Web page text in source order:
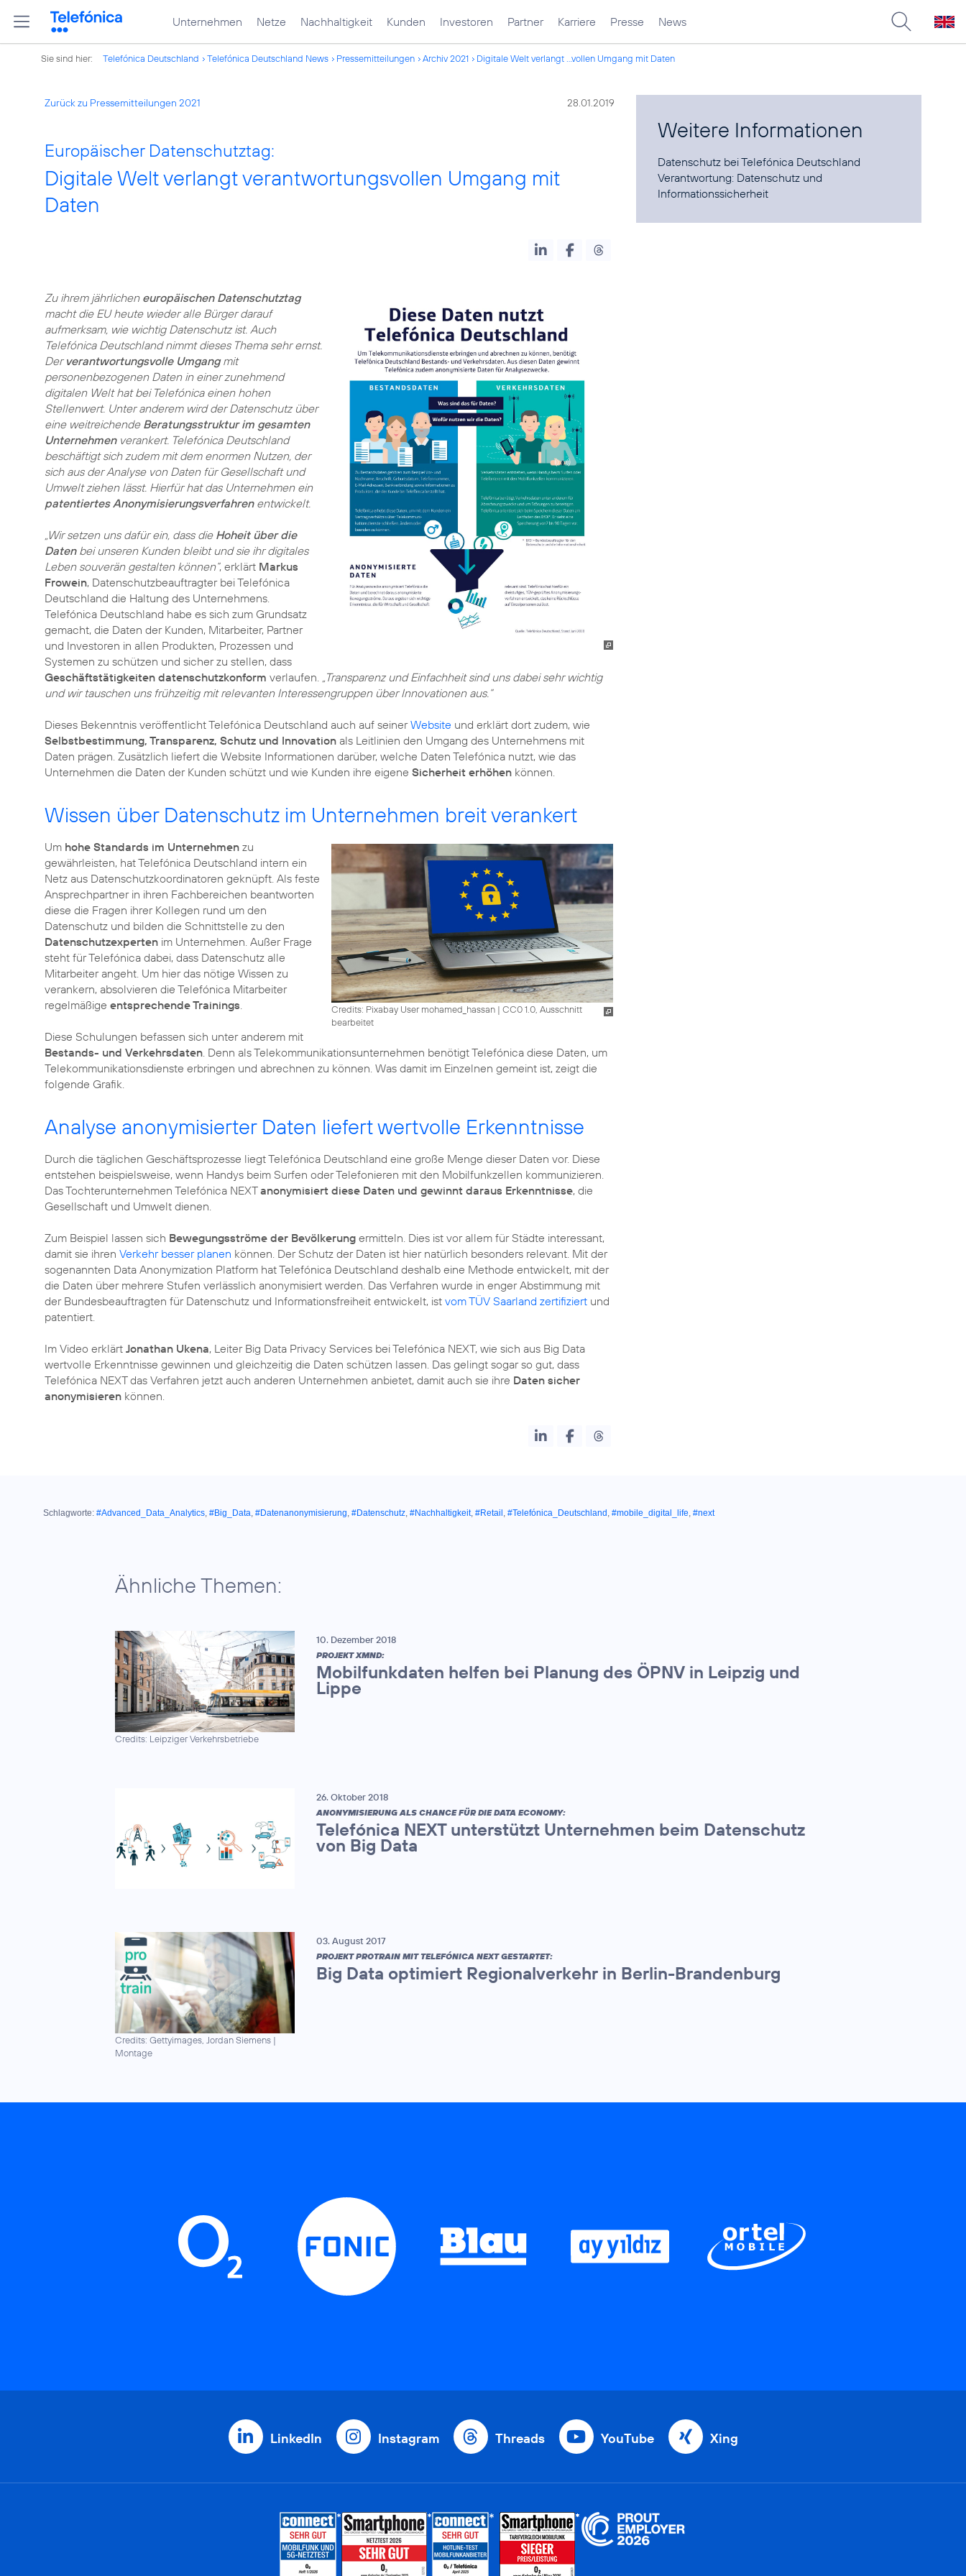
Unternehmen Netze Nachhaltigkeit Kunden Investoren Partner Karriere Presse News
Sie sind hier: Telefónica Deutschland Telefónica Deutschland News Pressemitteilungen Archiv 2021 Digitale Welt verlangt ...vollen Umgang mit Daten
Zurück zu Pressemitteilungen 2021 28.01.2019
Europäischer Datenschutztag:
Digitale Welt verlangt verantwortungsvollen Umgang mit
Daten
Zu ihrem jährlichen europäischen Datenschutztag
macht die EU heute wieder alle Bürger darauf
aufmerksam, wie wichtig Datenschutz ist. Auch
Telefónica Deutschland nimmt dieses Thema sehr ernst.
Der verantwortungsvolle Umgangmit
personenbezogenen Daten in einer zunehmend
digitalen Welt hat bei Telefónica einen hohen
Stellenwert. Unter anderem wird der Datenschutz über
eine weitreichende Beratungsstruktur im gesamten
Unternehmenverankert. Telefónica Deutschland
beschäftigt sich zudem mit dem enormen Nutzen, der
sich aus der Analyse von Daten für Gesellschaft und
Umwelt ziehen lässt. Hierfür hat das Unternehmen ein
patentiertes Anonymisierungsverfahrenentwickelt.
„Wir setzen uns dafür ein, dass die Hoheit über die
Datenbei unseren Kunden bleibt und sie ihr digitales
Leben souverän gestalten können“, erklärt Markus
Frowein, Datenschutzbeauftragter bei Telefónica
Deutschland die Haltung des Unternehmens.
Telefónica Deutschland habe es sich zum Grundsatz
gemacht, die Daten der Kunden, Mitarbeiter, Partner
und Investoren in allen Produkten, Prozessen und
Systemen zu schützen und sicher zu stellen, dass
Geschäftstätigkeiten datenschutzkonform verlaufen. „Transparenz und Einfachheit sind uns dabei sehr wichtig
und wir tauschen uns frühzeitig mit relevanten Interessengruppen über Innovationen aus.“
Dieses Bekenntnis veröffentlicht Telefónica Deutschland auch auf seinerWebsite und erklärt dort zudem, wie
Selbstbestimmung, Transparenz, Schutz und Innovation als Leitlinien den Umgang des Unternehmens mit
Daten prägen. Zusätzlich liefert die Website Informationen darüber, welche Daten Telefónica nutzt, wie das
Unternehmen die Daten der Kunden schützt und wie Kunden ihre eigene Sicherheit erhöhen können.
Wissen über Datenschutz im Unternehmen breit verankert
Credits: Pixabay User mohamed_hassan| CC0 1.0, Ausschnitt
bearbeitet
Um hohe Standards im Unternehmen zu
gewährleisten, hat Telefónica Deutschland intern ein
Netz aus Datenschutzkoordinatoren geknüpft. Als feste
Ansprechpartner in ihren Fachbereichen beantworten
diese die Fragen ihrer Kollegen rund um den
Datenschutz und bilden die Schnittstelle zu den
Datenschutzexperten im Unternehmen. Außer Frage
steht für Telefónica dabei, dass Datenschutz alle
Mitarbeiter angeht. Um hier das nötige Wissen zu
verankern, absolvieren die Telefónica Mitarbeiter
regelmäßige entsprechende Trainings.
Diese Schulungen befassen sich unter anderem mit
Bestands- und Verkehrsdaten. Denn als Telekommunikationsunternehmen benötigt Telefónica diese Daten, um
Telekommunikationsdienste erbringen und abrechnen zu können. Was damit im Einzelnen gemeint ist, zeigt die
folgende Grafik.
Analyse anonymisierter Daten liefert wertvolle Erkenntnisse
Durch die täglichen Geschäftsprozesse liegt Telefónica Deutschland eine große Menge dieser Daten vor. Diese
entstehen beispielsweise, wenn Handys beim Surfen oder Telefonieren mit den Mobilfunkzellen kommunizieren.
Das Tochterunternehmen Telefónica NEXT anonymisiert diese Daten und gewinnt daraus Erkenntnisse, die
Gesellschaft und Umwelt dienen.
Zum Beispiel lassen sich Bewegungsströme der Bevölkerung ermitteln. Dies ist vor allem für Städte interessant,
damit sie ihren Verkehr besser planen können. Der Schutz der Daten ist hier natürlich besonders relevant. Mit der
sogenannten Data Anonymization Platform hat Telefónica Deutschland deshalb eine Methode entwickelt, mit der
die Daten über mehrere Stufen verlässlich anonymisiert werden. Das Verfahren wurde in enger Abstimmung mit
der Bundesbeauftragten für Datenschutz und Informationsfreiheit entwickelt, ist vom TÜV Saarland zertifiziert und
patentiert.
Im Video erklärt Jonathan Ukena, Leiter Big Data Privacy Services bei Telefónica NEXT, wie sich aus Big Data
wertvolle Erkenntnisse gewinnen und gleichzeitig die Daten schützen lassen. Das gelingt sogar so gut, dass
Telefónica NEXT das Verfahren jetzt auch anderen Unternehmen anbietet, damit auch sie ihre Daten sicher
anonymisieren können.
Weitere Informationen
Datenschutz bei Telefónica Deutschland
Verantwortung: Datenschutz und
Informationssicherheit
Schlagworte: #Advanced_Data_Analytics, #Big_Data, #Datenanonymisierung, #Datenschutz, #Nachhaltigkeit, #Retail , #Telefónica_Deutschland , #mobile_digital_life, #next
Ähnliche Themen:
Credits: Leipziger Verkehrsbetriebe
10. Dezember 2018
PROJEKT XMND:
Mobilfunkdaten helfen bei Planung des ÖPNV in Leipzig und
Lippe
26. Oktober 2018
ANONYMISIERUNG ALS CHANCE FÜR DIE DATA ECONOMY:
Telefónica NEXT unterstützt Unternehmen beim Datenschutz
von Big Data
Credits: Gettyimages, Jordan Siemens |
Montage
03. August 2017
PROJEKT PROTRAIN MIT TELEFÓNICA NEXT GESTARTET:
Big Data optimiert Regionalverkehr in Berlin-Brandenburg
LinkedIn Instagram Threads YouTube Xing